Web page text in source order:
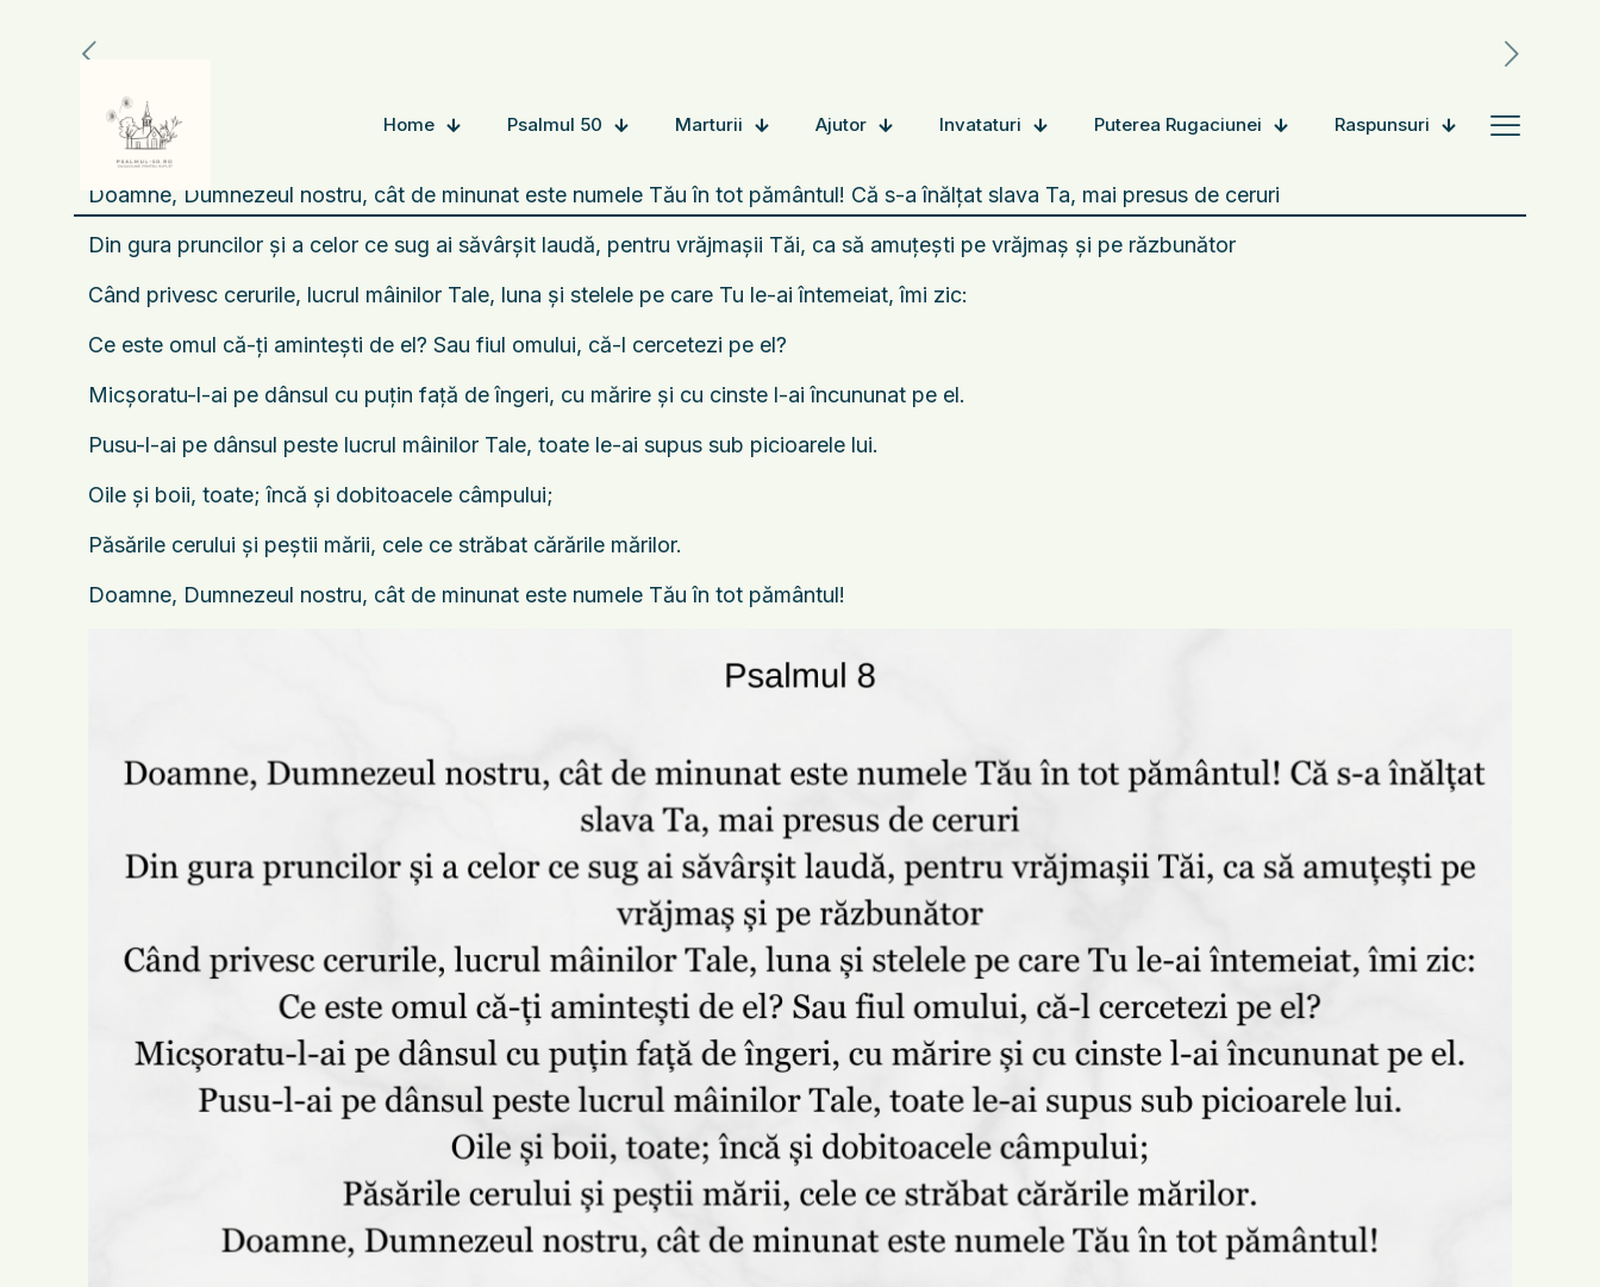
Home Psalmul 50 Marturii Ajutor Invataturi Puterea Rugaciunei Raspunsuri
Doamne, Dumnezeul nostru, cât de minunat este numele Tău în tot pământul! Că s-a înălţat slava Ta, mai presus de ceruri
Din gura pruncilor şi a celor ce sug ai săvârşit laudă, pentru vrăjmaşii Tăi, ca să amuţeşti pe vrăjmaş şi pe răzbunător
Când privesc cerurile, lucrul mâinilor Tale, luna şi stelele pe care Tu le-ai întemeiat, îmi zic:
Ce este omul că-ţi aminteşti de el? Sau fiul omului, că-l cercetezi pe el?
Micşoratu-l-ai pe dânsul cu puţin faţă de îngeri, cu mărire şi cu cinste l-ai încununat pe el.
Pusu-l-ai pe dânsul peste lucrul mâinilor Tale, toate le-ai supus sub picioarele lui.
Oile şi boii, toate; încă şi dobitoacele câmpului;
Păsările cerului şi peştii mării, cele ce străbat cărările mărilor.
Doamne, Dumnezeul nostru, cât de minunat este numele Tău în tot pământul!